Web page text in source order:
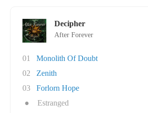
Decipher
After Forever
01
Monolith Of Doubt
02
Zenith
03
Forlorn Hope
●
Estranged